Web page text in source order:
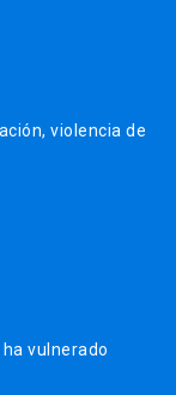
violencia de
vulnerado